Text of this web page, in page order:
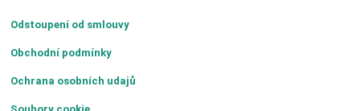
Odstoupení od smlouvy
Obchodní podmínky
Ochrana osobních udajů